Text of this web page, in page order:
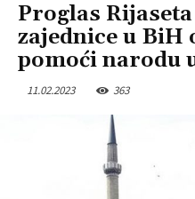
Proglas
zajednice u
pomoći narodu
11.02.2023 363